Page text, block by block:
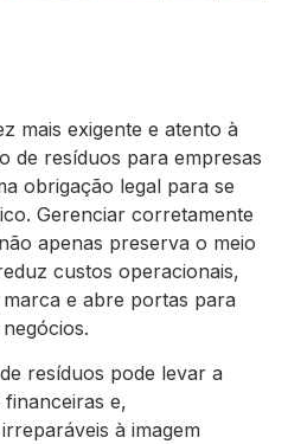
mais exigente e atento à
de resíduos para empresas
obrigação legal para se
Gerenciar corretamente
apenas preserva o meio
custos operacionais,
e abre portas para
resíduos pode levar a
e,
à imagem